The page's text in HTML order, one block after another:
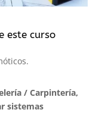
este curso
/ Carpintería,
sistemas